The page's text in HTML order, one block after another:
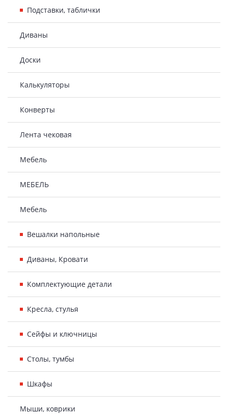
Подставки, таблички
Диваны
Доски
Калькуляторы
Конверты
Лента чековая
Мебель
МЕБЕЛЬ
Мебель
Вешалки напольные
Диваны, Кровати
Комплектующие детали
Кресла, стулья
Сейфы и ключницы
Столы, тумбы
Шкафы
Мыши, коврики